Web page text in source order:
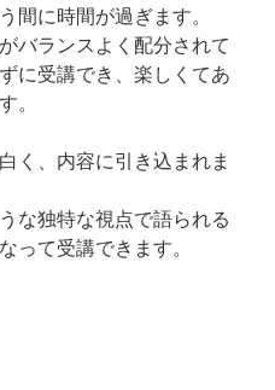
間に時間が過ぎます。
バランスよく配分されて
に受講でき、楽しくてあ
。
く、内容に引き込まれま
な独特な視点で語られる
って受講できます。